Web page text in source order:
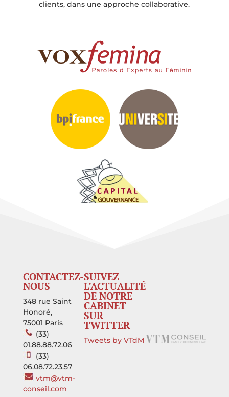
clients, dans une approche collaborative.
CONTACTEZ-
NOUS
348 rue Saint
Honoré,
75001 Paris
(33)
01.88.88.72.06
(33)
06.08.72.23.57
vtm@vtm-
conseil.com
SUIVEZ
L’ACTUALITÉ
DE NOTRE
CABINET
SUR
TWITTER
Tweets by VTdM